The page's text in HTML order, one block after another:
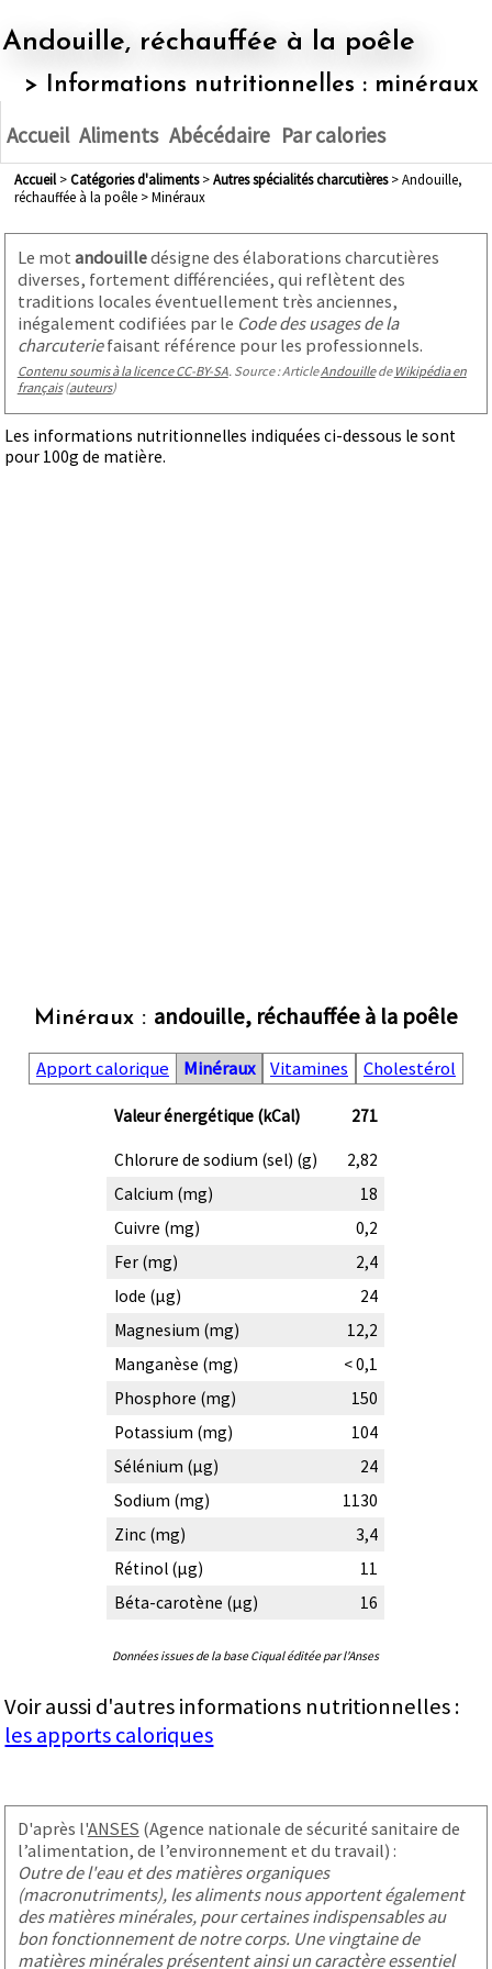
Andouille, réchauffée à la poêle
> Informations nutritionnelles : minéraux
Accueil Aliments Abécédaire Par calories
Accueil> Catégories d'aliments> autres spécialités charcutières> Andouille,
réchauffée à la poêle > Minéraux
Le mot andouilledésigne des élaborations charcutières
diverses, fortement différenciées, qui reflètent des
traditions locales éventuellement très anciennes,
inégalement codifiées par le Code des usages de la
charcuteriefaisant référence pour les professionnels.
Contenu soumis à la licence CC-BY-SA. Source : ArticleAndouillede Wikipédia en
français(auteurs)
Les informations nutritionnelles indiquées ci-dessous le sont
pour 100g de matière.
Minéraux : andouille, réchauffée à la poêle
Apport calorique Minéraux Vitamines Cholestérol
Valeur énergétique (kCal) 271
Chlorure de sodium (sel) (g)
2,82
Calcium (mg)
18
Cuivre (mg)
0,2
Fer (mg)
2,4
Iode (µg)
24
Magnesium (mg)
12,2
Manganèse (mg)
< 0,1
Phosphore (mg)
150
Potassium (mg)
104
Sélénium (µg)
24
Sodium (mg)
1130
Zinc (mg)
3,4
Rétinol (µg)
11
Béta-carotène (µg)
16
Données issues de la base Ciqual éditée par l'Anses
Voir aussi d'autres informations nutritionnelles :
les apports caloriques
D'après l'ANSES (Agence nationale de sécurité sanitaire de
l’alimentation, de l’environnement et du travail) :
Outre de l'eau et des matières organiques
(macronutriments), les aliments nous apportent également
des matières minérales, pour certaines indispensables au
bon fonctionnement de notre corps. Une vingtaine de
matières minérales présentent ainsi un caractère essentiel